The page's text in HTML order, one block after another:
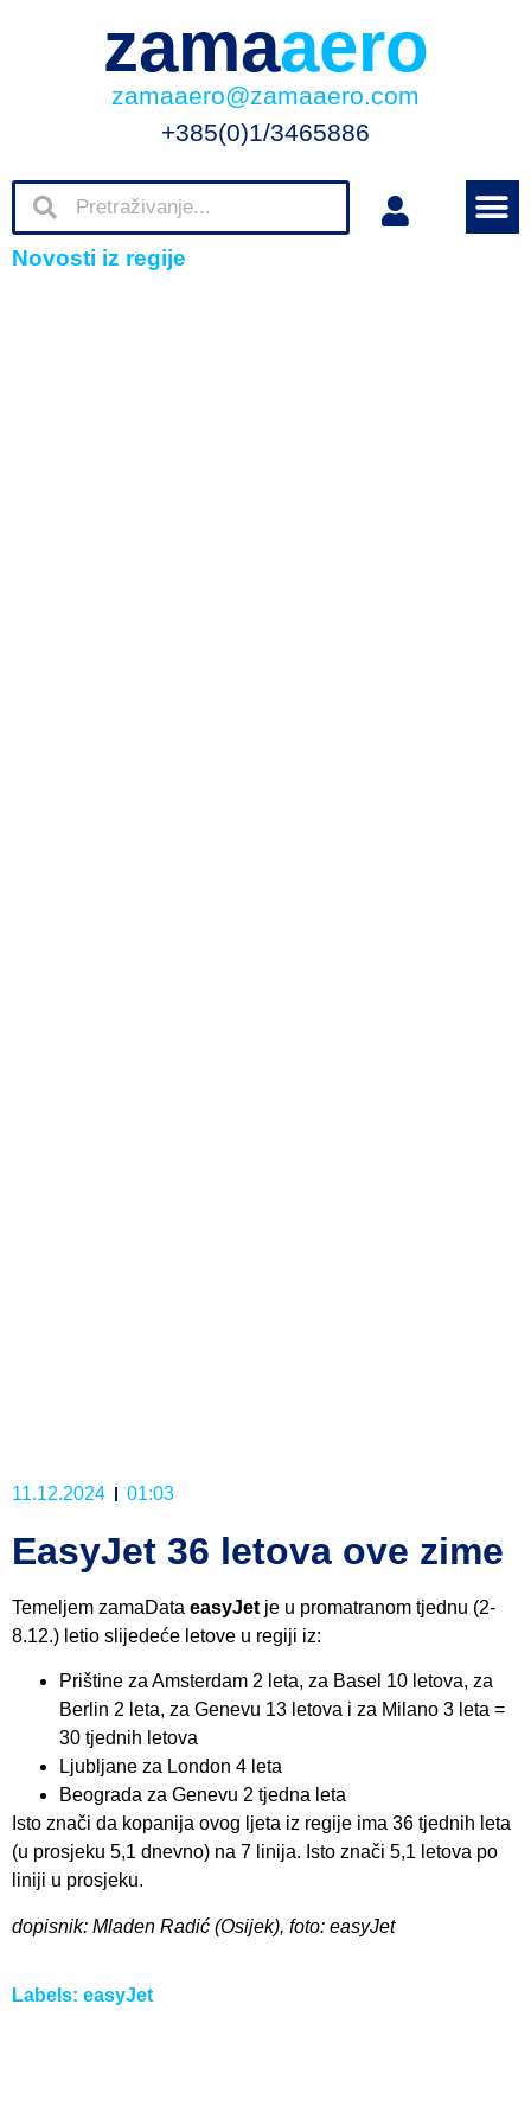
zamaaero
zamaaero@zamaaero.com
+385(0)1/3465886
Novosti iz regije
11.12.2024 01:03
EasyJet 36 letova ove zime
Temeljem zamaData easyJet je u promatranom tjednu (2-
8.12.) letio slijedeće letove u regiji iz:
Prištine za Amsterdam 2 leta, za Basel 10 letova, za
Berlin 2 leta, za Genevu 13 letova i za Milano 3 leta =
30 tjednih letova
Ljubljane za London 4 leta
Beograda za Genevu 2 tjedna leta
Isto znači da kopanija ovog ljeta iz regije ima 36 tjednih leta
(u prosjeku 5,1 dnevno) na 7 linija. Isto znači 5,1 letova po
liniji u prosjeku.
dopisnik: Mladen Radić (Osijek), foto: easyJet
Labels: easyJet